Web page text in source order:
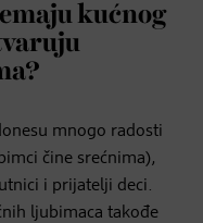
kućnog
mnogo radosti
čine srećnima),
i prijatelji deci.
ljubimaca takođe